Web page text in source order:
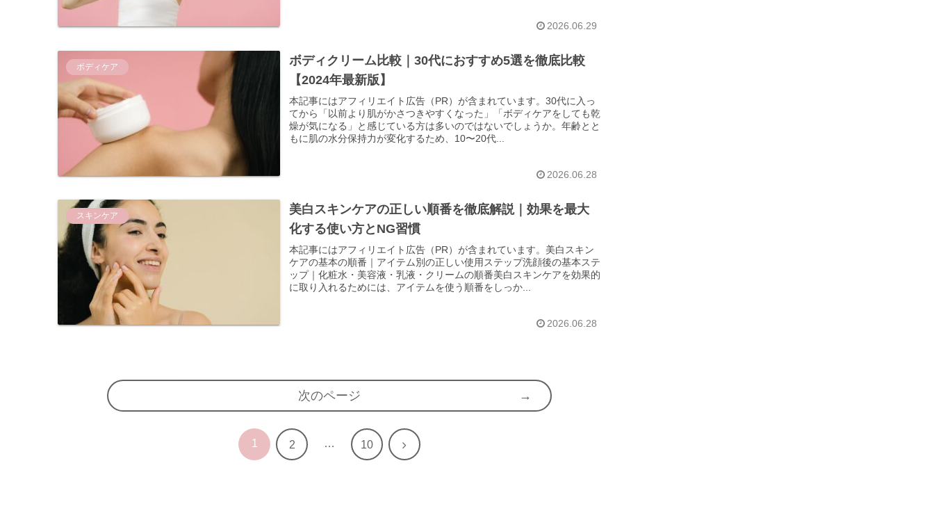
2026.06.29
ボディケア
ボディクリーム比較｜30代におすすめ5選を徹底比較
【2024年最新版】
本記事にはアフィリエイト広告（PR）が含まれています。30代に入っ
てから「以前より肌がかさつきやすくなった」「ボディケアをしても乾
燥が気になる」と感じている方は多いのではないでしょうか。年齢とと
もに肌の水分保持力が変化するため、10〜20代...
2026.06.28
スキンケア
美白スキンケアの正しい順番を徹底解説｜効果を最大
化する使い方とNG習慣
本記事にはアフィリエイト広告（PR）が含まれています。美白スキン
ケアの基本の順番｜アイテム別の正しい使用ステップ洗顔後の基本ステ
ップ｜化粧水・美容液・乳液・クリームの順番美白スキンケアを効果的
に取り入れるためには、アイテムを使う順番をしっか...
2026.06.28
次のページ
1 2 … 10 次